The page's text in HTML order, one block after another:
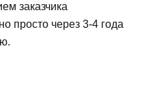
заказчика
просто через 3-4 года